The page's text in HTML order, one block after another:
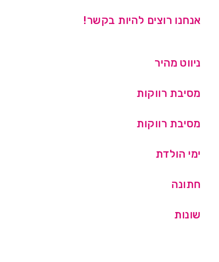
אנחנו רוצים להיות בקשר!
ניווט מהיר
מסיבת רווקות
מסיבת רווקות
ימי הולדת
חתונה
שונות